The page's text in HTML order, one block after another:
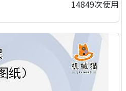
14849次使用